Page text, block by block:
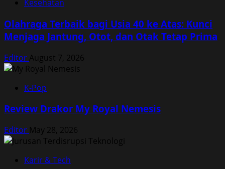
Kesehatan
Olahraga Terbaik bagi Usia 40 ke Atas: Kunci
Menjaga Jantung, Otot, dan Otak Tetap Prima
Editor August 7, 2026
K-Pop
Review Drakor My Royal Nemesis
Editor May 28, 2026
Karir & Tech